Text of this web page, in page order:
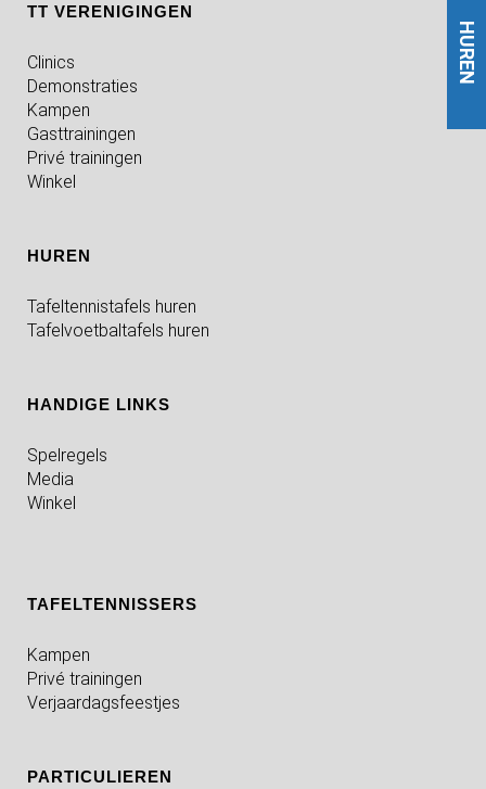
HUREN
TT VERENIGINGEN
Clinics
Demonstraties
Kampen
Gasttrainingen
Privé trainingen
Winkel
HUREN
Tafeltennistafels huren
Tafelvoetbaltafels huren
HANDIGE LINKS
Spelregels
Media
Winkel
TAFELTENNISSERS
Kampen
Privé trainingen
Verjaardagsfeestjes
PARTICULIEREN